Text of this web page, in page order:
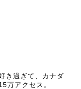
き過ぎて、カナダ
万アクセス。